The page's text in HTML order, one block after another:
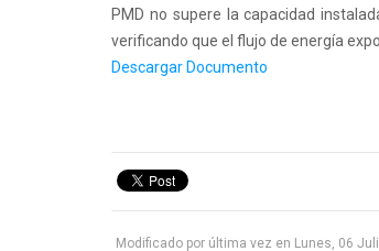
1
2
3
4
5
PMD no supere la capacidad
verificando que el flujo de energía
Descargar Documento
Modificado por última vez en Lunes, 06